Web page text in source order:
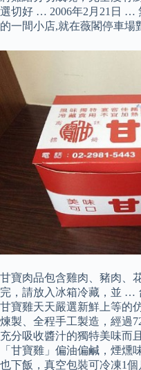
選切好 … 2006年2月21日 …
的一間小店,就在薇閣停車
甘寶肉品包含雞肉、豬肉、
完，請放入冰箱冷藏，並 …
甘寶雞天天嚴選新鮮上等的
煉製、全程手工製造，經過
充分吸收醬汁的獨特美味而
「甘寶雞」偏油偏鹹，煙燻
也下飯，真空包裝可冷凍1